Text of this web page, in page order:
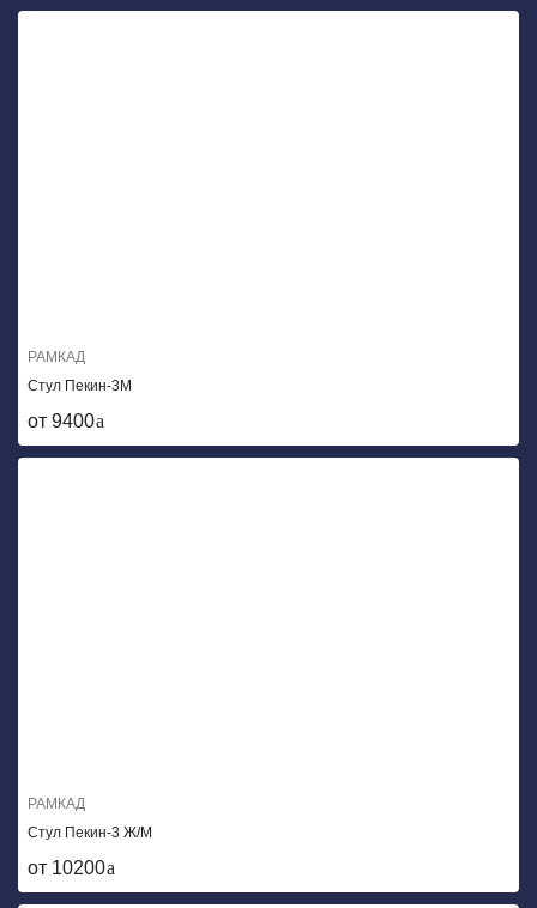
РАМКАД
Стул Пекин-3М
от 9400
РАМКАД
Стул Пекин-3 Ж/М
от 10200